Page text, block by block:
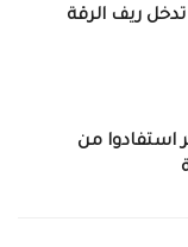
تدخل ريف الرقة
استفادوا من